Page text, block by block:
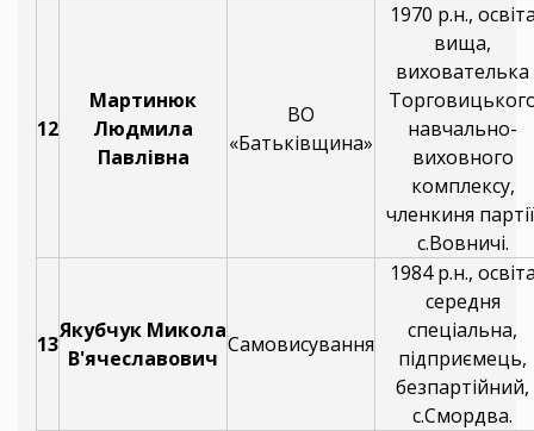
12
Мартинюк
Людмила
Павлівна
ВО
«Батьківщина»
1970 р.н.,
вища,
вихователька
навчально-
виховного
комплексу,
членкиня
с.Вовничі.
13
Якубчук Микола
В'ячеславович
Самовисування
1984 р.н.,
середня
спеціальна,
підприємець,
безпартійний,
с.Смордва.